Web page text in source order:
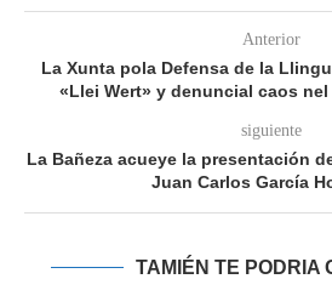
Anterior
La Xunta pola Defensa de la
«Llei Wert» y denuncial caos
siguiente
La Bañeza acueye la presentación
Juan Carlos García
TAMIÉN TE PODRIA